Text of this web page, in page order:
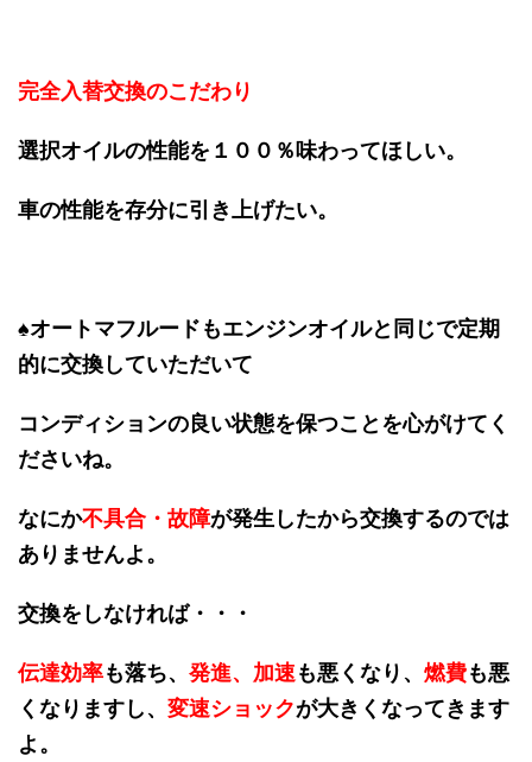
完全入替交換のこだわり
選択オイルの性能を１００％味わってほしい。
車の性能を存分に引き上げたい。
♠オートマフルードもエンジンオイルと同じで定期
的に交換していただいて
コンディションの良い状態を保つことを心がけてく
ださいね。
なにか不具合・故障が発生したから交換するのでは
ありませんよ。
交換をしなければ・・・
伝達効率も落ち、 発進、加速も悪くなり、 燃費も悪
くなりますし、 変速ショックが大きくなってきます
よ。